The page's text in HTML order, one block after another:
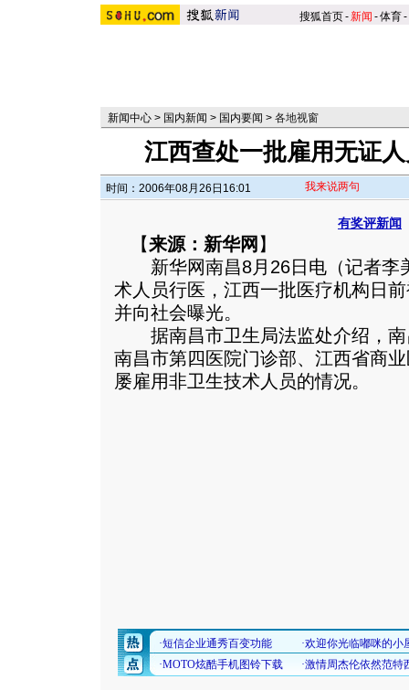
搜狐首页-新闻 -体育-
新闻中心 > 国内新闻 > 国内要闻 > 各地视窗
江西查处一批雇用无证
时间：2006年08月26日16:01 我来说两句
有奖评新闻
【来源：新华网 】
新华网南昌8月26日电（记者李
术人员行医，江西一批医疗机构日
并向社会曝光。
据南昌市卫生局法监处介绍，南
南昌市第四医院门诊部、江西省商
屡雇用非卫生技术人员的情况。